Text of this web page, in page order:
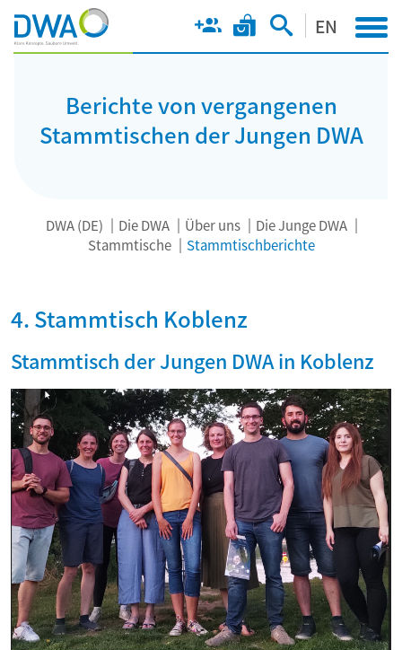
EN
Berichte von vergangenen
Stammtischen der Jungen DWA
DWA (DE) Die DWA Über uns
Die Junge DWA
Stammtische
Stammtischberichte
4. Stammtisch Koblenz
Stammtisch der Jungen DWA in Koblenz